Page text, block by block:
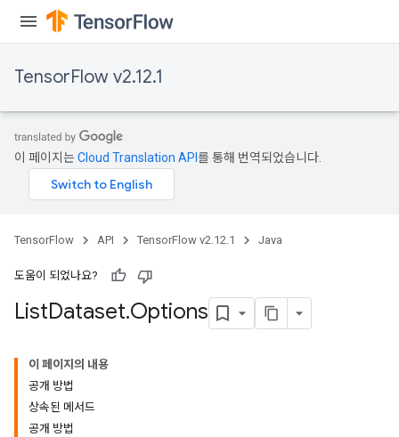
TensorFlow v2.12.1
이 페이지는Cloud Translation API 를 통해 번역되었습니다.
TensorFlow API TensorFlow v2.12.1 Java
도움이 되었나요?
ListDataset.Options
이 페이지의 내용
공개 방법
상속된 메서드
공개 방법